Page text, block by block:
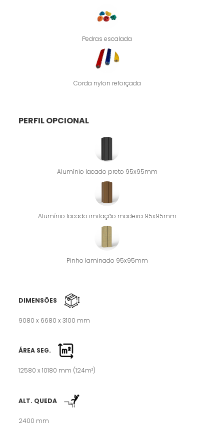
Pedras escalada
Corda nylon reforçada
PERFIL OPCIONAL
Alumínio lacado preto 95x95mm
Alumínio lacado imitação madeira 95x95mm
Pinho laminado 95x95mm
DIMENSÕES
9080 x 6680 x 3100 mm
ÁREA SEG.
12580 x 10180 mm (124m²)
ALT. QUEDA
2400 mm